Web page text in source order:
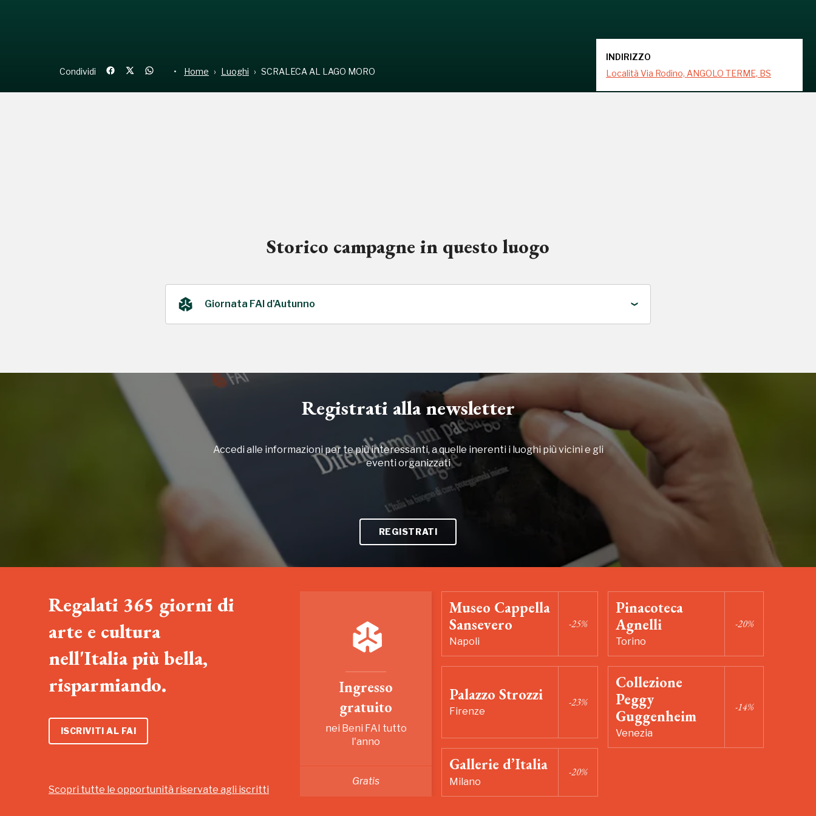
Condividi Home Luoghi SCRALECA AL LAGO MORO
INDIRIZZO
Località Via Rodino, ANGOLO TERME, BS
Storico campagne in questo luogo
Giornata FAI d'Autunno
Registrati alla newsletter
Accedi alle informazioni per te più interessanti, a quelle inerenti i luoghi più vicini e gli
eventi organizzati
REGISTRATI
Regalati 365 giorni di
arte e cultura
nell'Italia più bella,
risparmiando.
ISCRIVITI AL FAI
Scopri tutte le opportunità riservate agli iscritti
Ingresso
gratuito
nei Beni FAI tutto
l'anno
Gratis
Museo Cappella
Sansevero
Napoli
-25%
Pinacoteca
Agnelli
Torino
-20%
Palazzo Strozzi
Firenze
-23%
Collezione
Peggy
Guggenheim
Venezia
-14%
Gallerie d’Italia
Milano
-20%